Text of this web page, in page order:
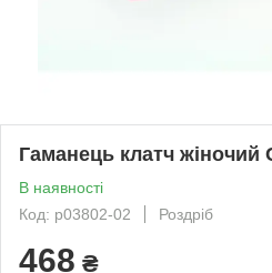
Гаманець клатч жіночий
В наявності
Код: p03802-02
Роздріб
468 ₴